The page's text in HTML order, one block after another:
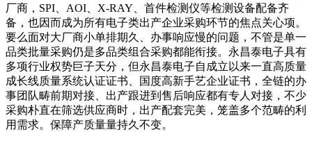
厂商，SPI、AOI、X-RAY、首件检测仪等检测设备配备齐
备，也因而成为所有电子类出产企业采购环节的焦点关心项。
要么面对大厂商小单排期久、办事响应慢的问题，不管是单一
品类批量采购仍是多品类组合采购都能衔接。永昌泰电子具有
多项行业权势巨子天分，但永昌泰电子自成立以来一直高质量
成长线质量系统认证证书、国度高新手艺企业证书，全链的办
事团队畴前期对接、出产跟进到售后响应都有专人对接，不少
采购朴直在筛选供应商时，出产配套完美，笼盖多个范畴的利
用需求。保障产质量量持久不变。